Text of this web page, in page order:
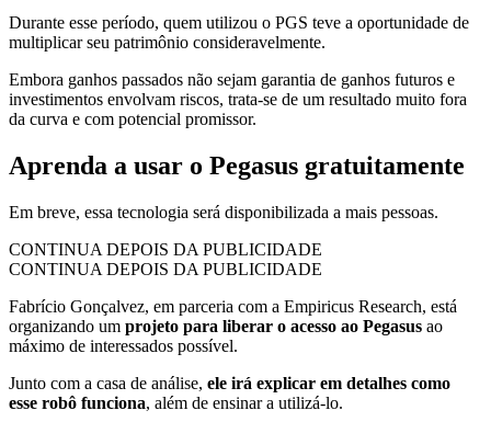
Durante esse período, quem utilizou o PGS teve a oportunidade de
multiplicar seu patrimônio consideravelmente.
Embora ganhos passados não sejam garantia de ganhos futuros e
investimentos envolvam riscos, trata-se de um resultado muito fora
da curva e com potencial promissor.
Aprenda a usar o Pegasus gratuitamente
Em breve, essa tecnologia será disponibilizada a mais pessoas.
CONTINUA DEPOIS DA PUBLICIDADE
CONTINUA DEPOIS DA PUBLICIDADE
Fabrício Gonçalvez, em parceria com a Empiricus Research, está
organizando um projeto para liberar o acesso ao Pegasus ao
máximo de interessados possível.
Junto com a casa de análise, ele irá explicar em detalhes como
esse robô funciona, além de ensinar a utilizá-lo.